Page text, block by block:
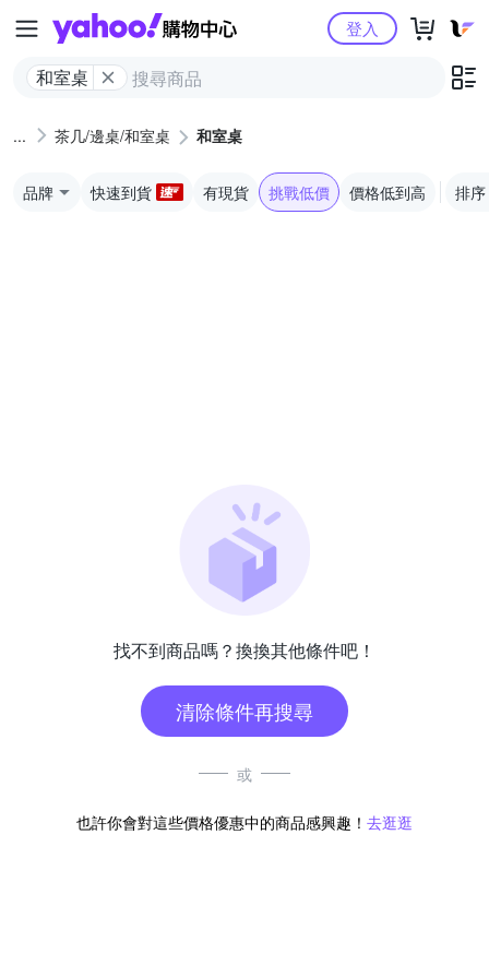
Yahoo購物中心
和室桌
登入
茶几/邊桌/和室桌 和室桌
品牌 快速到貨 有現貨 挑戰低價 價格低到高 排序
找不到商品嗎？換換其他條件吧！
清除條件再搜尋
或
也許你會對這些價格優惠中的商品感興趣！ 去逛逛